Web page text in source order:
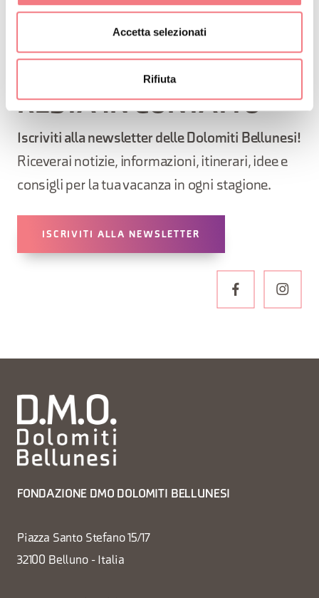
Accetta selezionati
Rifiuta
RICHIEDI INFORMAZIONI
RESTA IN CONTATTO
Iscriviti alla newsletter delle Dolomiti Bellunesi!
Riceverai notizie, informazioni, itinerari, idee e
consigli per la tua vacanza in ogni stagione.
ISCRIVITI ALLA NEWSLETTER
FONDAZIONE DMO DOLOMITI BELLUNESI
Piazza Santo Stefano 15/17
32100 Belluno - Italia